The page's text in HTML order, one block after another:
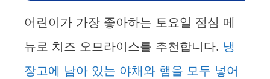
어린이가 가장 좋아하는 토요일 점심 메
뉴로 치즈 오므라이스를 추천합니다. 냉
장고에 남아 있는 야채와 햄을 모두 넣어